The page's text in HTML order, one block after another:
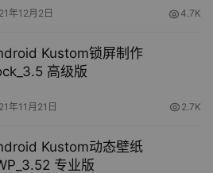
年12月2日 4.7K
Kustom锁屏制作
高级版
年11月21日 2.7K
Kustom动态壁纸
专业版